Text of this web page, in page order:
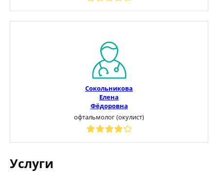
Сокольникова
Елена
Фёдоровна
офтальмолог (окулист)
Услуги